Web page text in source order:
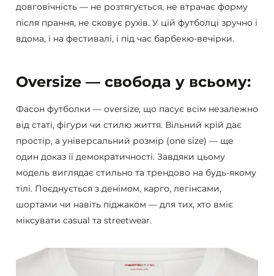
довговічність — не розтягується, не втрачає форму
після прання, не сковує рухів. У цій футболці зручно і
вдома, і на фестивалі, і під час барбекю-вечірки.
Oversize — свобода у всьому:
Фасон футболки — oversize, що пасує всім незалежно
від статі, фігури чи стилю життя. Вільний крій дає
простір, а універсальний розмір (one size) — ще
один доказ її демократичності. Завдяки цьому
модель виглядає стильно та трендово на будь-якому
тілі. Поєднується з денімом, карго, легінсами,
шортами чи навіть піджаком — для тих, хто вміє
міксувати casual та streetwear.